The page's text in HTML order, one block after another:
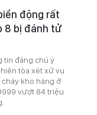
động rất
8 bị đánh tử
tin đáng chú ý
tòa xét xử vụ
kho hàng ở
vượt 84 triệu